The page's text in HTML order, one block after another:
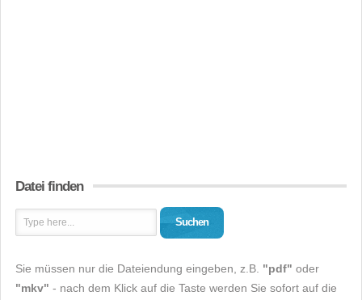
Datei finden
Suchen
Sie müssen nur die Dateiendung eingeben, z.B. "pdf" oder
"mkv" - nach dem Klick auf die Taste werden Sie sofort auf die